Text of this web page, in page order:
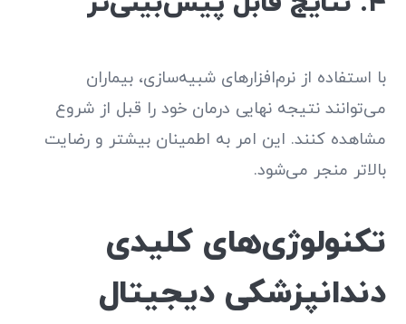
با استفاده از نرم‌افزارهای شبیه‌سازی، بیماران
می‌توانند نتیجه نهایی درمان خود را قبل از شروع
مشاهده کنند. این امر به اطمینان بیشتر و رضایت
بالاتر منجر می‌شود.
تکنولوژی‌های کلیدی
دندانپزشکی دیجیتال